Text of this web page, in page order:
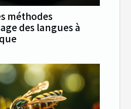
méthodes
des langues à